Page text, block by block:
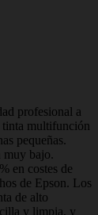
profesional a
tinta multifunción
pequeñas.
muy bajo.
en costes de
de Epson. Los
de alto
y limpia, y